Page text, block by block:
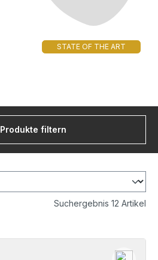
STATE OF THE ART
Produkte filtern
Suchergebnis 12 Artikel